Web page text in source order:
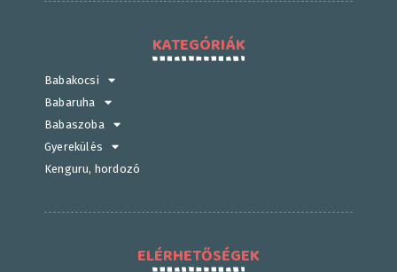
KATEGÓRIÁK
Babakocsi
Babaruha
Babaszoba
Gyerekülés
Kenguru, hordozó
ELÉRHETŐSÉGEK